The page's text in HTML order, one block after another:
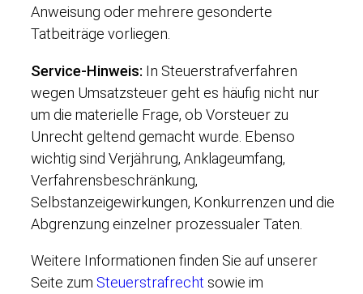
Anweisung oder mehrere gesonderte
Tatbeiträge vorliegen.
Service-Hinweis: In Steuerstrafverfahren
wegen Umsatzsteuer geht es häufig nicht nur
um die materielle Frage, ob Vorsteuer zu
Unrecht geltend gemacht wurde. Ebenso
wichtig sind Verjährung, Anklageumfang,
Verfahrensbeschränkung,
Selbstanzeigewirkungen, Konkurrenzen und die
Abgrenzung einzelner prozessualer Taten.
Weitere Informationen finden Sie auf unserer
Seite zum Steuerstrafrecht sowie im